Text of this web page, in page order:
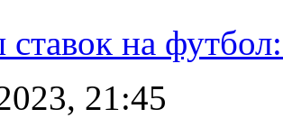
на
21:45